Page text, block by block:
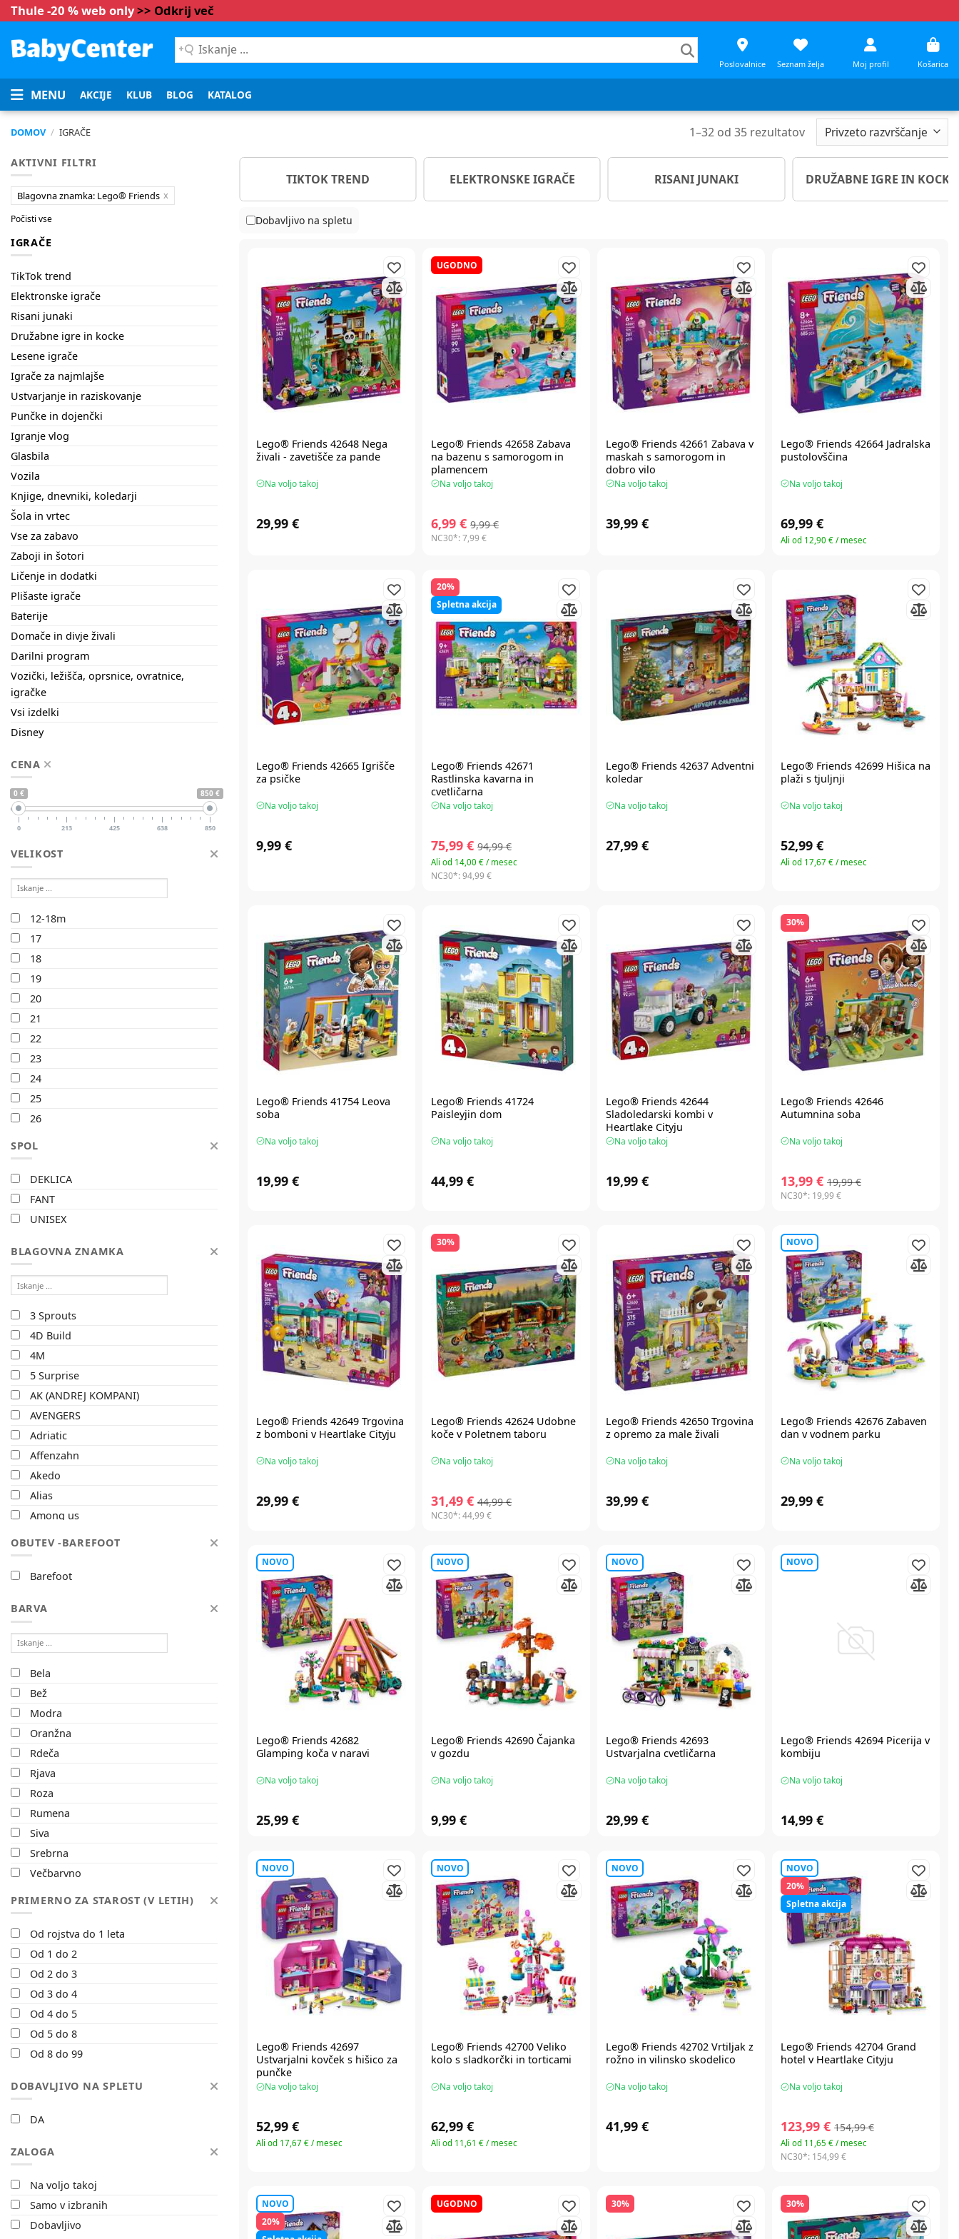
Thule -20 % web only>> Odkrij več
Iskanje
...
Poslovalnice Seznam želja Moj profil Košarica
MENU AKCIJE KLUB BLOG KATALOG
DOMOV / IGRAČE 1–32od 35rezultatov
AKTIVNI FILTRI
Blagovna znamka: Lego® Friends
Počisti vse
IGRAČE
TikTok trend
Elektronske igrače
Risani junaki
Družabne igre in kocke
Lesene igrače
Igrače za najmlajše
Ustvarjanje in raziskovanje
Punčke in dojenčki
Igranje vlog
Glasbila
Vozila
Knjige, dnevniki, koledarji
Šola in vrtec
Vse za zabavo
Zaboji in šotori
Ličenje in dodatki
Plišaste igrače
Baterije
Domače in divje živali
Darilni program
Vozički, ležišča, oprsnice, ovratnice,
igračke
Vsi izdelki
Disney
CENA
0 € 850 €
0 213 425 638 850
VELIKOST
12-18m
17
18
19
20
21
22
23
24
25
26
28
29
30
31
33
34
35
36
37
6-12m
UNI
SPOL
DEKLICA
FANT
UNISEX
BLAGOVNA ZNAMKA
3 Sprouts
4D Build
4M
5 Surprise
AK (ANDREJ KOMPANI)
AVENGERS
Adriatic
Affenzahn
Akedo
Alias
Among us
Animalost
Aphamau
Aqua Quest
Aquabeads
Artesavi
Asmodee
Avenir
BB Junior
BC Baby
BC Kids
BOW
BS
Baby Art
Baby Clementoni
Baby Hug
Bakugan
Bambo Nature
BanboToys
Barbapapa
Barbie
Batman
Ben 10
Best Luck
Betr
Beyblade
Bibs
Biggies
Bloomables
Blue Link
OBUTEV -BAREFOOT
Barefoot
BARVA
Bela
Bež
Modra
Oranžna
Rdeča
Rjava
Roza
Rumena
Siva
Srebrna
Večbarvno
Zelena
Zlata
Črna
PRIMERNO ZA STAROST (V LETIH)
Od rojstva do 1 leta
Od 1 do 2
Od 2 do 3
Od 3 do 4
Od 4 do 5
Od 5 do 8
Od 8 do 99
DOBAVLJIVO NA SPLETU
DA
ZALOGA
Na voljo takoj
Samo v izbranih
Dobavljivo
TIKTOK TREND ELEKTRONSKE IGRAČE RISANI JUNAKI DRUŽABNE IGRE IN KOCKE
Dobavljivo na spletu
Lego® Friends 42648 Nega
živali - zavetišče za pande
Na voljo takoj
29,99 €
UGODNO
Lego® Friends 42658 Zabava
na bazenu s samorogom in
plamencem
Na voljo takoj
6,99 € 9,99 €
NC30*:7,99 €
Lego® Friends 42661 Zabava v
maskah s samorogom in
dobro vilo
Na voljo takoj
39,99 €
Lego® Friends 42664 Jadralska
pustolovščina
Na voljo takoj
69,99 €
Ali od 12,90 € / mesec
Lego® Friends 42665 Igrišče
za psičke
Na voljo takoj
9,99 €
20%
Spletna akcija
Lego® Friends 42671
Rastlinska kavarna in
cvetličarna
Na voljo takoj
75,99 € 94,99 €
Ali od 14,00 € / mesec
NC30*:94,99 €
Lego® Friends 42637 Adventni
koledar
Na voljo takoj
27,99 €
Lego® Friends 42699 Hišica na
plaži s tjuljnji
Na voljo takoj
52,99 €
Ali od 17,67 € / mesec
Lego® Friends 41754 Leova
soba
Na voljo takoj
19,99 €
Lego® Friends 41724
Paisleyjin dom
Na voljo takoj
44,99 €
Lego® Friends 42644
Sladoledarski kombi v
Heartlake Cityju
Na voljo takoj
19,99 €
30%
Lego® Friends 42646
Autumnina soba
Na voljo takoj
13,99 € 19,99 €
NC30*: 19,99 €
Lego® Friends 42649 Trgovina
z bomboni v Heartlake Cityju
Na voljo takoj
29,99 €
30%
Lego® Friends 42624 Udobne
koče v Poletnem taboru
Na voljo takoj
31,49 € 44,99 €
NC30*:44,99 €
Lego® Friends 42650 Trgovina
z opremo za male živali
Na voljo takoj
39,99 €
NOVO
Lego® Friends 42676 Zabaven
dan v vodnem parku
Na voljo takoj
29,99 €
NOVO
Lego® Friends 42682
Glamping koča v naravi
Na voljo takoj
25,99 €
NOVO
Lego® Friends 42690 Čajanka
v gozdu
Na voljo takoj
9,99 €
NOVO
Lego® Friends 42693
Ustvarjalna cvetličarna
Na voljo takoj
29,99 €
NOVO
Lego® Friends 42694 Picerija v
kombiju
Na voljo takoj
14,99 €
NOVO
Lego® Friends 42697
Ustvarjalni kovček s hišico za
punčke
Na voljo takoj
52,99 €
Ali od 17,67 € / mesec
NOVO
Lego® Friends 42700 Veliko
kolo s sladkorčki in torticami
Na voljo takoj
62,99 €
Ali od 11,61 € / mesec
NOVO
Lego® Friends 42702 Vrtiljak z
rožno in vilinsko skodelico
Na voljo takoj
41,99 €
20%
Spletna akcija
NOVO
Lego® Friends 42704 Grand
hotel v Heartlake Cityju
Na voljo takoj
123,99 € 154,99 €
Ali od 11,65 € / mesec
NC30*: 154,99 €
20%
NOVO UGODNO 30% 30%